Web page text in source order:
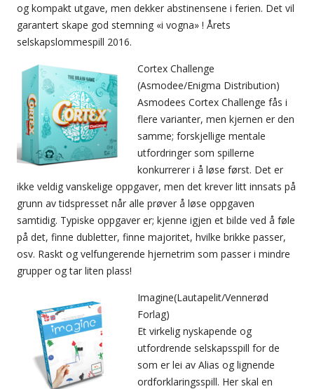
og kompakt utgave, men dekker abstinensene i ferien. Det vil
garantert skape god stemning «i vogna» ! Årets
selskapslommespill 2016.
Cortex Challenge
(Asmodee/Enigma Distribution)
Asmodees Cortex Challenge fås i
flere varianter, men kjernen er den
samme; forskjellige mentale
utfordringer som spillerne
konkurrerer i å løse først. Det er
ikke veldig vanskelige oppgaver, men det krever litt innsats på
grunn av tidspresset når alle prøver å løse oppgaven
samtidig. Typiske oppgaver er; kjenne igjen et bilde ved å føle
på det, finne dubletter, finne majoritet, hvilke brikke passer,
osv. Raskt og velfungerende hjernetrim som passer i mindre
grupper og tar liten plass!
Imagine(Lautapelit/Vennerød
Forlag)
Et virkelig nyskapende og
utfordrende selskapsspill for de
som er lei av Alias og lignende
ordforklaringsspill. Her skal en